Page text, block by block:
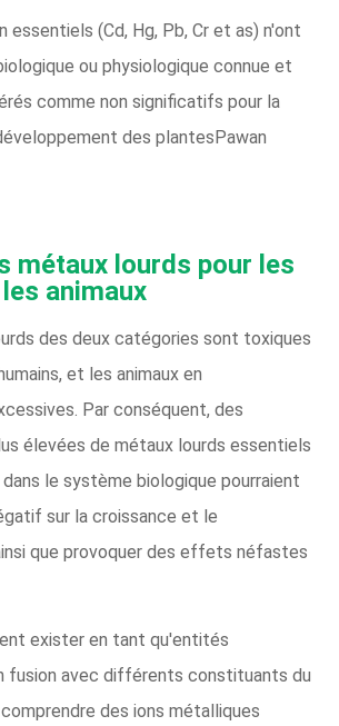
essentiels (Cd, Hg, Pb, Cr et as) n'ont
ou physiologique connue et
comme non significatifs pour la
des plantesPawan
métaux lourds pour les
animaux
des deux catégories sont toxiques
et les animaux en
Par conséquent, des
élevées de métaux lourds essentiels
le système biologique pourraient
sur la croissance et le
que provoquer des effets néfastes
exister en tant qu'entités
fusion avec différents constituants du
des ions métalliques